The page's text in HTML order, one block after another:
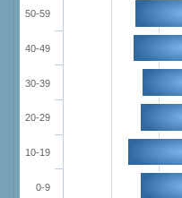
0-9
10-19
20-29
30-39
40-49
50-59